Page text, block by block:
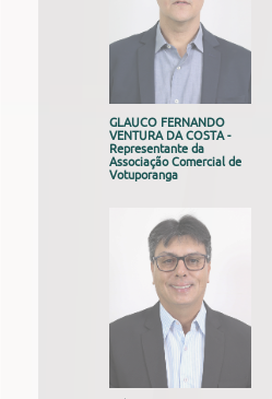
GLAUCO FERNANDO
VENTURA DA COSTA -
Representante da
Associação Comercial de
Votuporanga